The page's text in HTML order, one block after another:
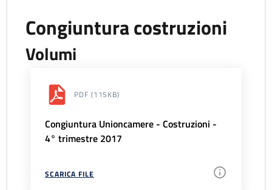
Congiuntura costruzioni
Volumi
PDF (115KB)
Congiuntura Unioncamere - Costruzioni -
4° trimestre 2017
SCARICA FILE